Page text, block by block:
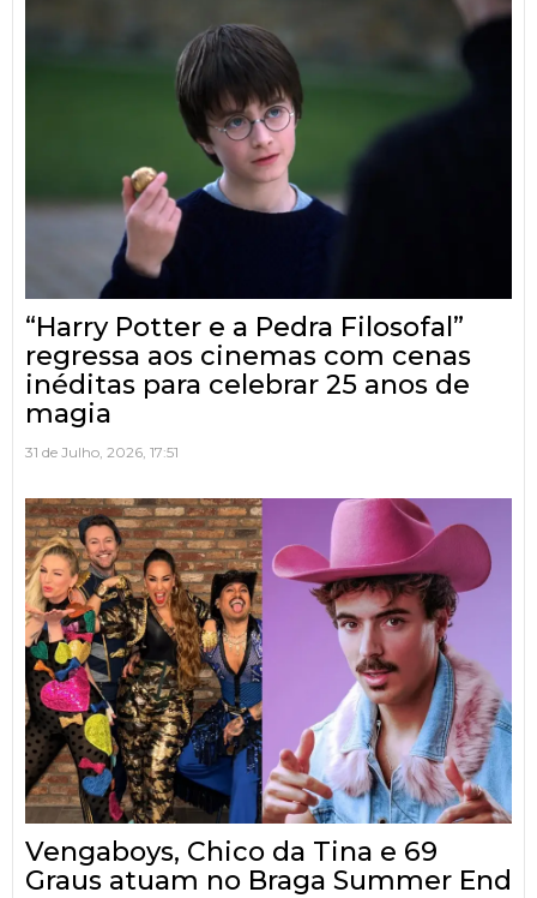
“Harry Potter e a Pedra Filosofal”
regressa aos cinemas com cenas
inéditas para celebrar 25 anos de
magia
31 de Julho, 2026, 17:51
Vengaboys, Chico da Tina e 69
Graus atuam no Braga Summer End